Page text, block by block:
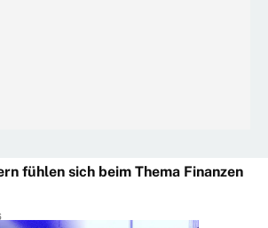
fühlen sich beim Thema Finanzen